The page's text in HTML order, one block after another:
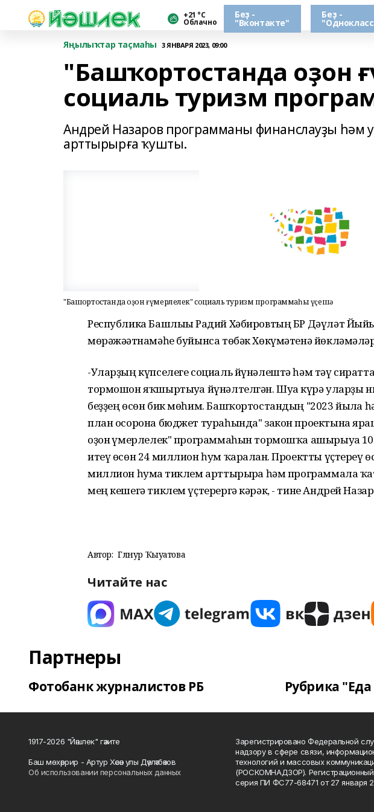
+21 °С
Облачно
Беҙ -
"Вконтакте"
Беҙ -
Яңылыҡтар таҫмаһы 3 ЯНВАРЯ 2023, 09:00
"Башҡортостанда оҙон
социаль туризм
Андрей Назаров программаны финанслауҙы һәм
арттырырға ҡушты.
"Башҡортостанда оҙон ғүмерлелек" социаль туризм программаһы үҫешә
Республика Башлығы Радий Хәбировтың БР Дәүләт
мөрәжәғәтнамәһе буйынса төбәк Хөкүмәтенә
-Уларҙың күпселеге социаль йүнәлештә һәм тәү
тормошон яҡшыртыуға йүнәлтелгән. Шуға күрә уларҙы
беҙҙең өсөн бик мөһим. Башҡортостандың "2023 йылға
план осорона бюджет тураһында" закон проектына
оҙон ғүмерлелек" программаһын тормошҡа ашырыуға
итеү өсөн 24 миллион һум ҡаралған. Проектты үҫтереү
миллион һумға тиклем арттырырға һәм программала
мең кешегә тиклем үҫтерергә кәрәк, - тине Андрей
Автор: Гөлнур Ҡыуатова
Читайте нас
Партнеры
Фотобанк журналистов РБ Рубрика
1917-2026 "Йәшлек" гәзите
Баш мөхәррир - Артур Хәсән улы Дәүләтбәков
Об использовании персональных данных
Зарегистрировано Федеральной
надзору в сфере связи,
технологий и массовых
(РОСКОМНАДЗОР).
серия ПИ ФС77-68471 от 27 января